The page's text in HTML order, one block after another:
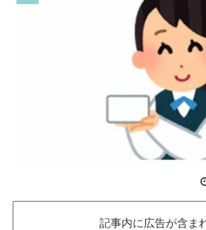
記事内に広告が含ま